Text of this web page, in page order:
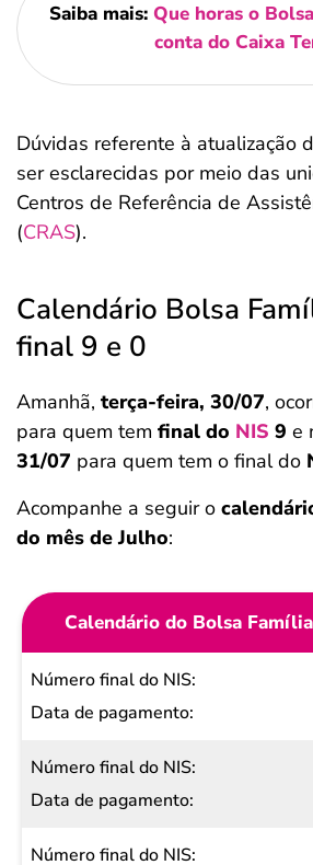
Saiba mais: Que horas o
conta do Caixa
Dúvidas referente à atualização
ser esclarecidas por meio das
Centros de Referência de
(CRAS).
Calendário Bolsa
final 9 e 0
Amanhã, terça-feira, 30/07,
para quem tem final do NIS 9 e
31/07 para quem tem o final do
Acompanhe a seguir o
do mês de Julho:
Calendário do Bolsa
Número
final do
Data de
pagamento